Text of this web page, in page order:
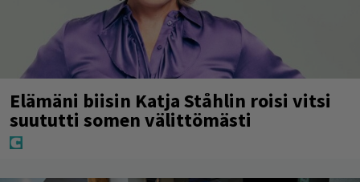
Elämäni biisin Katja Ståhlin roisi vitsi
suututti somen välittömästi